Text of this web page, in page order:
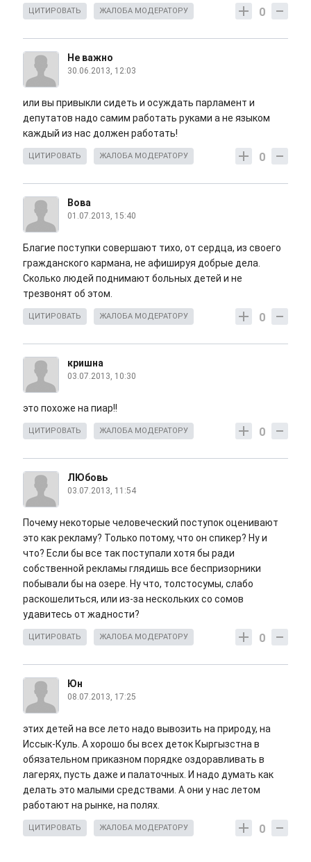
0
ЦИТИРОВАТЬ ЖАЛОБА МОДЕРАТОРУ
Не важно
30.06.2013, 12:03
или вы привыкли сидеть и осуждать парламент и
депутатов надо самим работать руками а не языком
каждый из нас должен работать!
0
ЦИТИРОВАТЬ ЖАЛОБА МОДЕРАТОРУ
Вова
01.07.2013, 15:40
Благие поступки совершают тихо, от сердца, из своего
гражданского кармана, не афишируя добрые дела.
Сколько людей поднимают больных детей и не
трезвонят об этом.
0
ЦИТИРОВАТЬ ЖАЛОБА МОДЕРАТОРУ
кришна
03.07.2013, 10:30
это похоже на пиар!!
0
ЦИТИРОВАТЬ ЖАЛОБА МОДЕРАТОРУ
ЛЮбовь
03.07.2013, 11:54
Почему некоторые человеческий поступок оценивают
это как рекламу? Только потому, что он спикер? Ну и
что? Если бы все так поступали хотя бы ради
собственной рекламы глядишь все беспризорники
побывали бы на озере. Ну что, толстосумы, слабо
раскошелиться, или из-за нескольких со сомов
удавитесь от жадности?
0
ЦИТИРОВАТЬ ЖАЛОБА МОДЕРАТОРУ
Юн
08.07.2013, 17:25
этих детей на все лето надо вывозить на природу, на
Иссык-Куль. А хорошо бы всех деток Кыргызстна в
обязательном приказном порядке оздоравливать в
лагерях, пусть даже и палаточных. И надо думать как
делать это малыми средствами. А они у нас летом
работают на рынке, на полях.
0
ЦИТИРОВАТЬ ЖАЛОБА МОДЕРАТОРУ